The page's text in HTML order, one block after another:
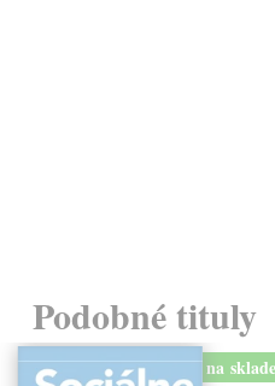
Podobné tituly
na sklade